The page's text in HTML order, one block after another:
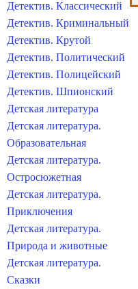
Детектив. Классический
Детектив. Криминальный
Детектив. Крутой
Детектив. Политический
Детектив. Полицейский
Детектив. Шпионский
Детская литература
Детская литература.
Образовательная
Детская литература.
Остросюжетная
Детская литература.
Приключения
Детская литература.
Природа и животные
Детская литература.
Сказки